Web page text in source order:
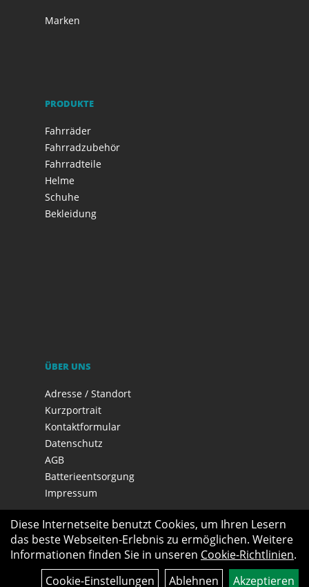
Marken
PRODUKTE
Fahrräder
Fahrradzubehör
Fahrradteile
Helme
Schuhe
Bekleidung
ÜBER UNS
Adresse / Standort
Kurzportrait
Kontaktformular
Datenschutz
AGB
Batterieentsorgung
Impressum
Diese Internetseite benutzt Cookies, um Ihren Lesern
das beste Webseiten-Erlebnis zu ermöglichen. Weitere
Informationen finden Sie in unseren Cookie-Richtlinien.
Cookie-Einstellungen
Ablehnen Akzeptieren